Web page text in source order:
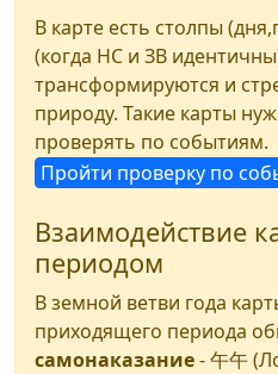
В карте есть столпы
(когда НС и ЗВ
трансформируются и
природу. Такие карты
проверять по событиям.
Пройти проверку по
Взаимодействие
периодом
В земной ветви года
приходящего периода
самонаказание-午午